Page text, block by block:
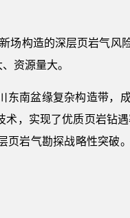
场构造的深层页岩气风
资源量大。
东南盆缘复杂构造带，
，实现了优质页岩钻
页岩气勘探战略性突破